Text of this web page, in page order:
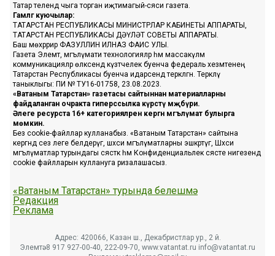
Татар телендә чыга торган иҗтимагый-сәяси газета.
Гамәлгә куючылар:
ТАТАРСТАН РЕСПУБЛИКАСЫ МИНИСТРЛАР КАБИНЕТЫ АППАРАТЫ,
ТАТАРСТАН РЕСПУБЛИКАСЫ ДӘҮЛӘТ СОВЕТЫ АППАРАТЫ.
Баш мөхәррир ФАЗУЛЛИН ИЛНАЗ ФАИС УЛЫ.
Газета Элемтә, мәгълүмати технологияләр һәм массакүләм
коммуникацияләр өлкәсендә күзәтчелек буенча федераль хезмәтенең
Татарстан Республикасы буенча идарәсендә теркәлгән. Теркәлү
таныклыгы: ПИ № ТУ16-01758, 23.08.2023.
«Ватаным Татарстан» газетасы сайтыннан материалларны
файдаланган очракта гиперссылка күрсәтү мәҗбүри.
Әлеге ресурста 16+ категорияләренә кергән мәгълүмат булырга
мөмкин.
Без cookie-файллар кулланабыз. «Ватаным Татарстан» сайтына
кергәндә сез әлеге белдерүгә, шәхси мәгълүматларны эшкәртүгә, Шәхси
мәгълүматлар турындагы сәясәткә һәм Конфиденциальлек сәясәте нигезендә
cookie файлларын куллануга ризалашасыз.
«Ватаным Татарстан» турында белешмә
Редакция
Реклама
Адрес: 420066, Казан ш., Декабристлар ур., 2 й.
Элемтә: 8 917 927-00-40, 222-09-70, www.vatantat.ru info@vatantat.ru